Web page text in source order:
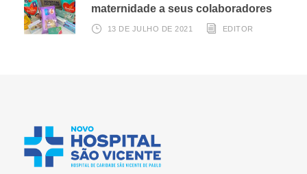
maternidade a seus colaboradores
13 DE JULHO DE 2021 EDITOR